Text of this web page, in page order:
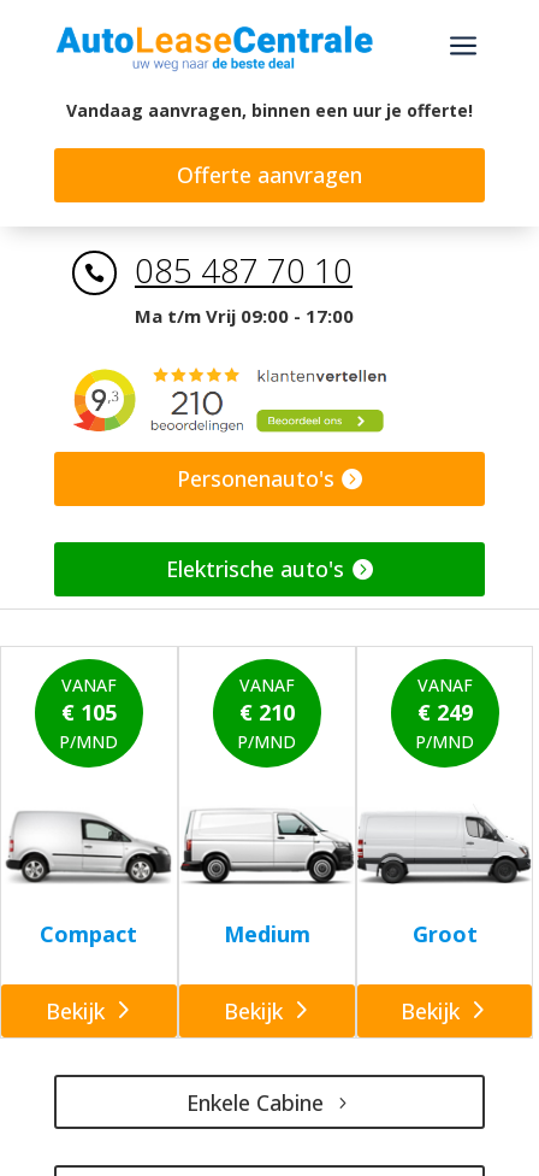
a
Vandaag aanvragen, binnen een uur je offerte!
Offerte aanvragen
 085 487 70 10
Ma t/m Vrij 09:00 - 17:00
Personenauto's
Elektrische auto's
VANAF
€ 105
P/MND
Compact
Bekijk
VANAF
€ 210
P/MND
Medium
Bekijk
VANAF
€ 249
P/MND
Groot
Bekijk
Enkele Cabine